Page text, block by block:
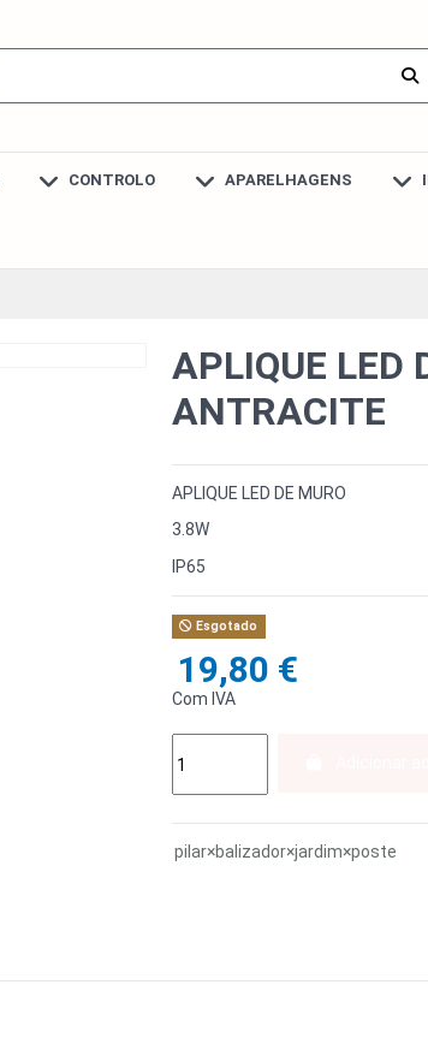
CONTROLO APARELHAGENS
APLIQUE LED
ANTRACITE
APLIQUE LED DE MURO
3.8W
IP65
Esgotado
19,80 €
Com IVA
pilar×balizador×jardim×poste